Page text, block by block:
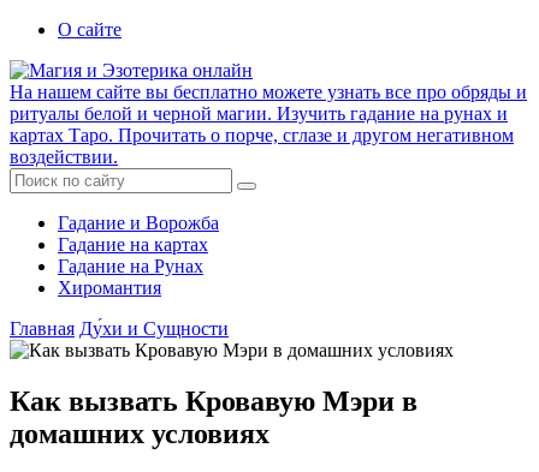
О сайте
На нашем сайте вы бесплатно можете узнать все про обряды и
ритуалы белой и черной магии. Изучить гадание на рунах и
картах Таро. Прочитать о порче, сглазе и другом негативном
воздействии.
Гадание и Ворожба
Гадание на картах
Гадание на Рунах
Хиромантия
Главная Ду́хи и Сущности
Как вызвать Кровавую Мэри в
домашних условиях